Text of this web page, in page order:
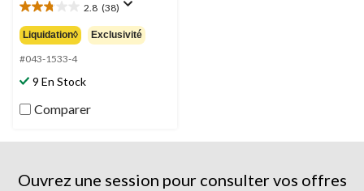
299,99 $
2.8 (38)
2.8
étoile(s)
sur
5.
38
évaluations
Liquidation◊ Exclusivité
#043-1533-4
9 En Stock
Comparer
Ouvrez une session pour consulter vos offres